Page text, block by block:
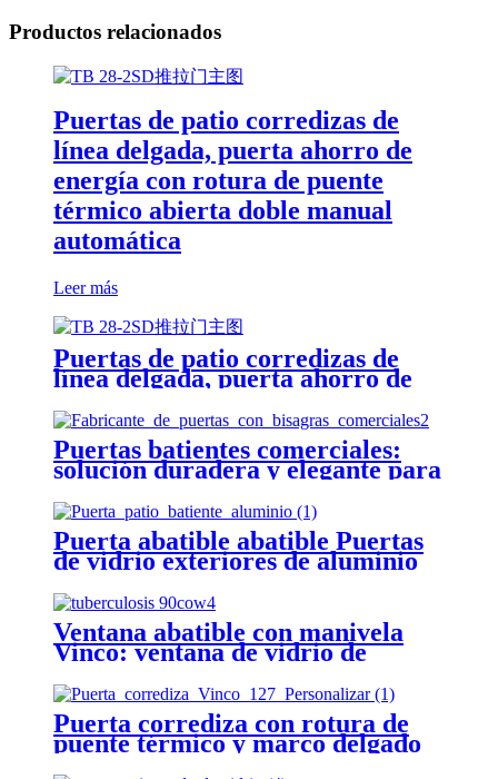
Productos relacionados
Puertas de patio corredizas de
línea delgada, puerta ahorro de
energía con rotura de puente
térmico abierta doble manual
automática
Leer más
Puertas de patio corredizas de
línea delgada, puerta ahorro de
energía con rotura de puente
térmico abierta doble manual
automática
Puertas batientes comerciales:
solución duradera y elegante para
Puerta abatible abatible Puertas
de vidrio exteriores de aluminio
Ventana abatible con manivela
Vinco: ventana de vidrio de
Puerta corrediza con rotura de
puente térmico y marco delgado
Serie TB127